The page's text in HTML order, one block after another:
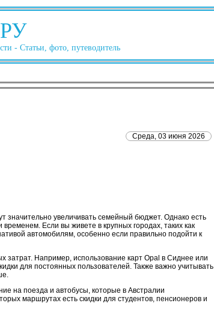
РУ
- Статьи, фото, путеводитель
Среда, 03 июня 2026
значительно увеличивать семейный бюджет. Однако есть
Если вы живете в крупных городах, таких как
автомобилям, особенно если правильно подойти к
затрат. Например, использование карт Opal в Сиднее или
для постоянных пользователей. Также важно учитывать
на поезда и автобусы, которые в Австралии
маршрутах есть скидки для студентов, пенсионеров и